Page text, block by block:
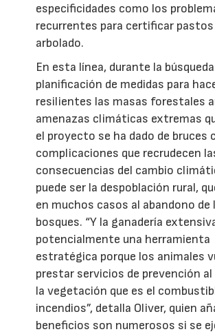
especificidades como los
recurrentes para certificar pastos
arbolado.
En esta línea, durante la
planificación de medidas para
resilientes las masas forestales
amenazas climáticas extremas
el proyecto se ha dado de bruces
complicaciones que recrudecen
consecuencias del cambio
puede ser la despoblación rural,
en muchos casos al abandono de
bosques. “Y la ganadería
potencialmente una herramienta
estratégica porque los animales
prestar servicios de prevención
la vegetación que es el
incendios”, detalla Oliver, quien
beneficios son numerosos si se